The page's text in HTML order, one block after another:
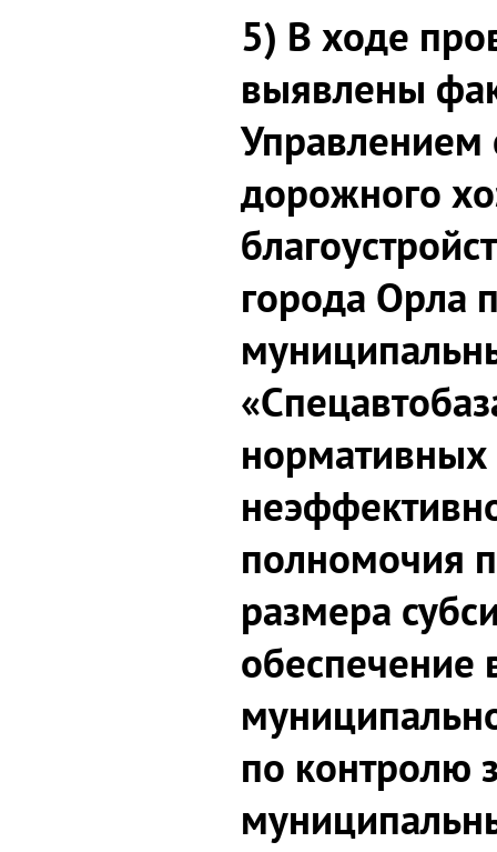
5) В ходе
выявлены
Управлением
дорожного
города Орла
нормативных
полномочия
размера
обеспечение
по контролю